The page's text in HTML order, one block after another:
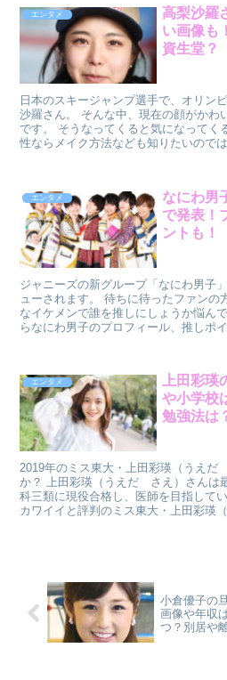
エンタメ
高梨沙羅
い画像も
資生堂？
日本のスキージャンプ選手で、オリン
沙羅さん。 そんな中、現在の顔がかわ
です。 そうなってくると気になってく
性ならメイク方法なども知りたいので
エンタメ
なにわ男
で発表！
ントも！
ジャニーズの新グループ「なにわ男子
ューされます。 待ちに待ったファンの
なイケメンで誰を推しにしょうか悩ん
らなにわ男子のプロフィール、推しポ
エンタメ
上田彩
や小学校
勉強法は
2019年のミス東大・上田彩瑛（うえ
か？ 上田彩瑛（うえだ さえ）さんは
科三類に現役合格し、医師を目指してい
カワイイと評判のミス東大・上田彩瑛
小倉優子の
画像や年収
つ？別居や